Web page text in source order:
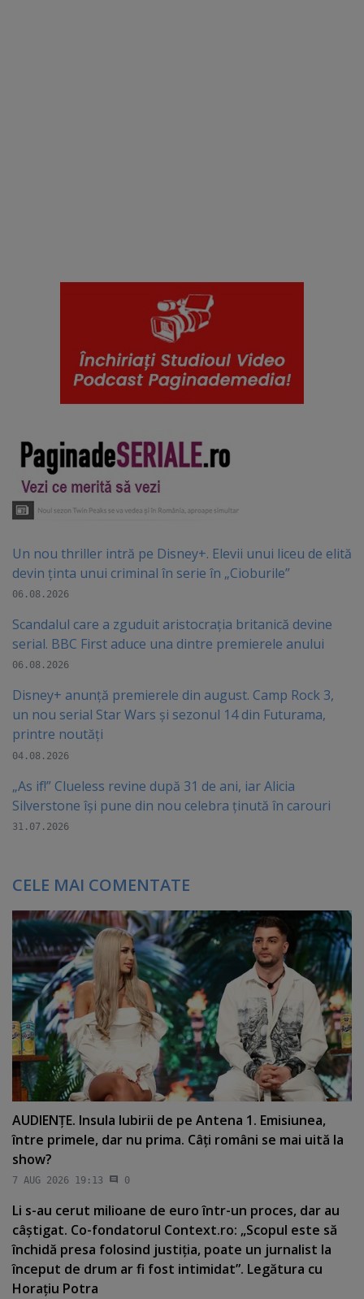
Un nou thriller intră pe Disney+. Elevii unui liceu de elită
devin ținta unui criminal în serie în „Cioburile”
06.08.2026
Scandalul care a zguduit aristocrația britanică devine
serial. BBC First aduce una dintre premierele anului
06.08.2026
Disney+ anunță premierele din august. Camp Rock 3,
un nou serial Star Wars și sezonul 14 din Futurama,
printre noutăți
04.08.2026
„As if!” Clueless revine după 31 de ani, iar Alicia
Silverstone își pune din nou celebra ținută în carouri
31.07.2026
CELE MAI COMENTATE
AUDIENŢE. Insula Iubirii de pe Antena 1. Emisiunea,
între primele, dar nu prima. Câţi români se mai uită la
show?
7 AUG 2026 19:13 0
Li s-au cerut milioane de euro într-un proces, dar au
câştigat. Co-fondatorul Context.ro: „Scopul este să
închidă presa folosind justiţia, poate un jurnalist la
început de drum ar fi fost intimidat”. Legătura cu
Horaţiu Potra